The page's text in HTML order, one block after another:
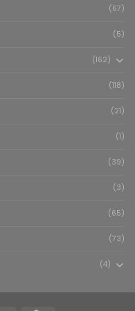
(67)
(5)
(162)
(118)
(21)
(1)
(39)
(3)
(65)
(73)
(4)